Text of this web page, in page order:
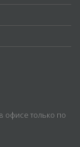
офисе только по